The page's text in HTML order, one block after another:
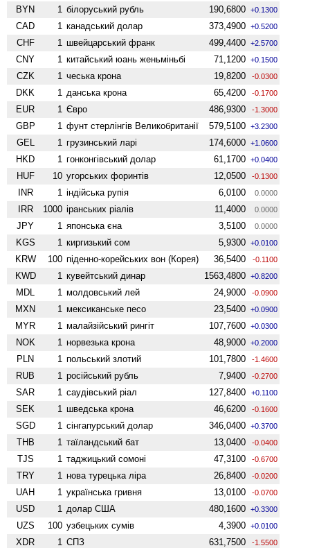
BYN 1 білоруський рубль 190,6800 +0.1300
CAD 1 канадський долар 373,4900 +0.5200
CHF 1 швейцарський франк 499,4400 +2.5700
CNY 1 китайський юань женьмiньбi 71,1200 +0.1500
CZK 1 чеська крона 19,8200 -0.0300
DKK 1 данська крона 65,4200 -0.1700
EUR 1 Євро 486,9300 -1.3000
GBP 1 фунт стерлінгів Велико­британії 579,5100 +3.2300
GEL 1 грузинський ларі 174,6000 +1.0600
HKD 1 гонконгівський долар 61,1700 +0.0400
HUF 10 угорських форинтів 12,0500 -0.1300
INR 1 індійська рупія 6,0100 0.0000
IRR 1000 іранських ріалів 11,4000 0.0000
JPY 1 японська єна 3,5100 0.0000
KGS 1 киргизький сом 5,9300 +0.0100
KRW 100 піденно-корейських вон (Корея) 36,5400 -0.1100
KWD 1 кувейтський динар 1563,4800 +0.8200
MDL 1 молдовський лей 24,9000 -0.0900
MXN 1 мексиканське песо 23,5400 +0.0900
MYR 1 малайзійський рингіт 107,7600 +0.0300
NOK 1 норвезька крона 48,9000 +0.2000
PLN 1 польський злотий 101,7800 -1.4600
RUB 1 російський рубль 7,9400 -0.2700
SAR 1 саудівський ріал 127,8400 +0.1100
SEK 1 шведська крона 46,6200 -0.1600
SGD 1 сінгапурський долар 346,0400 +0.3700
THB 1 таїландський бат 13,0400 -0.0400
TJS 1 таджицький сомоні 47,3100 -0.6700
TRY 1 нова турецька ліра 26,8400 -0.0200
UAH 1 українська гривня 13,0100 -0.0700
USD 1 долар США 480,1600 +0.3300
UZS 100 узбецьких сумів 4,3900 +0.0100
XDR 1 СПЗ 631,7500 -1.5500